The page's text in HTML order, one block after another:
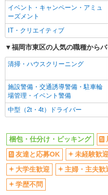
イベント・キャンペーン・アミュ
ーズメント
IT・クリエイティブ
福岡市東区の人気の職種から
清掃・ハウスクリーニング
施設警備・交通誘導警備・駐車輪
場管理・イベント警備
中型（2t・4t）ドライバー
梱包・仕分け・ピッキング
友達と応募OK
未経験歓迎
大学生歓迎
主婦・主夫歓
学歴不問